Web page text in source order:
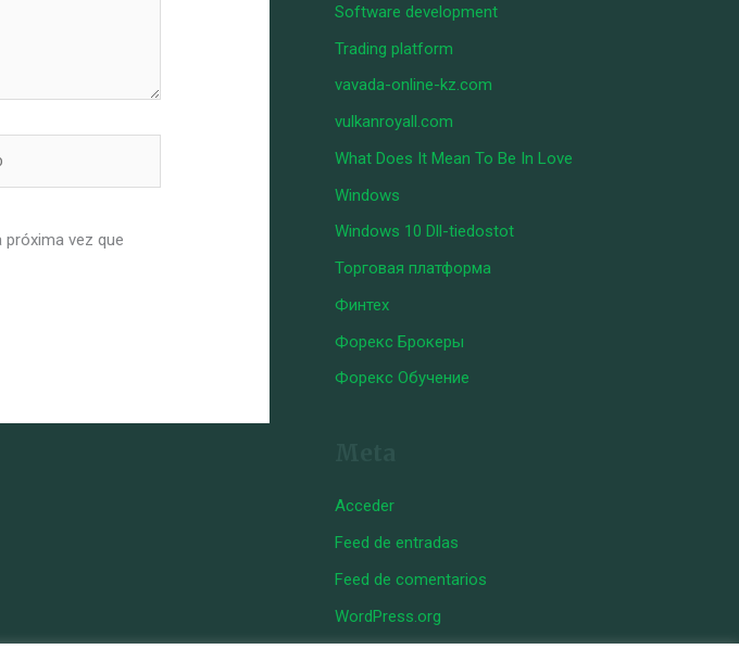
vez que
Software development
Trading platform
vavada-online-kz.com
vulkanroyall.com
What Does It Mean To Be In Love
Windows
Windows 10 Dll-tiedostot
Торговая платформа
Финтех
Форекс Брокеры
Форекс Обучение
Acceder
Feed de entradas
Feed de comentarios
WordPress.org